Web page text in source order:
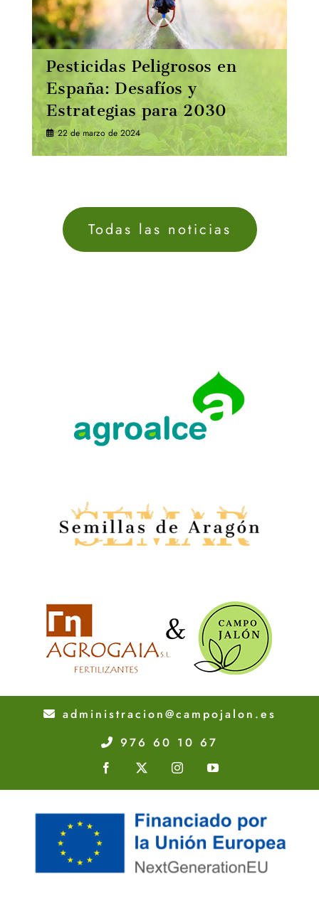
Pesticidas Peligrosos en
España: Desafíos y
Estrategias para 2030
22 de marzo de 2024
Todas las noticias
administracion@campojalon.es
976 60 10 67